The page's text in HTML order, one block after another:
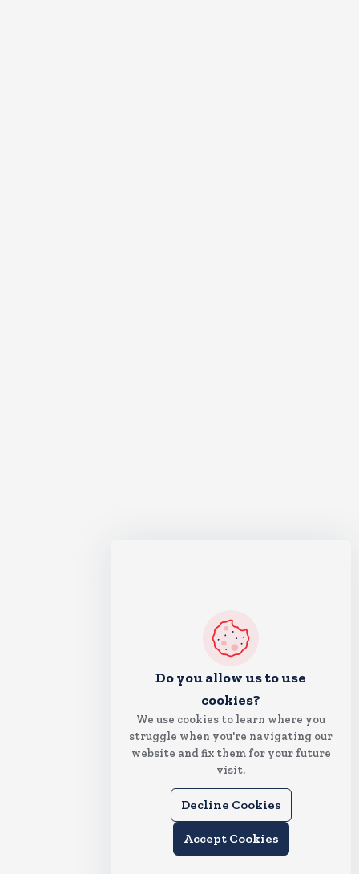
Do you allow us to use
cookies?
We use cookies to learn where you
struggle when you're navigating our
website and fix them for your future
visit.
Decline Cookies
Accept Cookies